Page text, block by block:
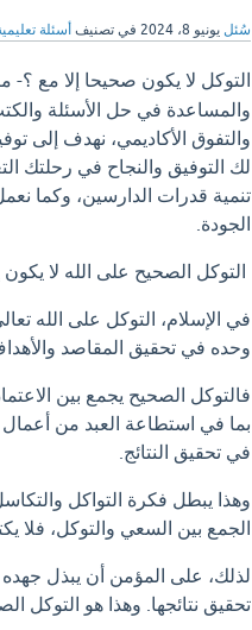
سُئل يونيو 8، 2024 في تصنيف أسئلة
التوكل لا يكون صحيحا إلا مع ؟-
والمساعدة في حل الأسئلة
والتفوق الأكاديمي، نهدف إلى
لك التوفيق والنجاح في رحلتك
تنمية قدرات الدارسين، وكما
الجودة.
التوكل الصحيح على الله لا
في الإسلام، التوكل على الله
وحده في تحقيق المقاصد
فالتوكل الصحيح يجمع بين
بما في استطاعة العبد من أعمال
في تحقيق النتائج.
وهذا يبطل فكرة التواكل
الجمع بين السعي والتوكل، فلا
لذلك، على المؤمن أن يبذل
تحقيق نتائجها. وهذا هو التوكل